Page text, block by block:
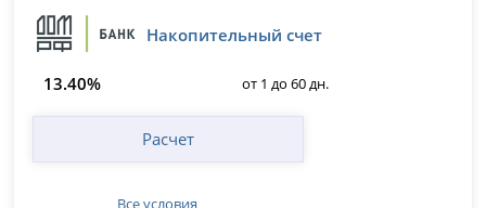
Накопительный счет
13.40% от 1 до 60 дн.
Расчет
Все условия